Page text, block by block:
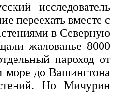
исследователь
переехать вместе с
в Северную
жалованье 8000
пароход от
море до Вашингтона
Но Мичурин